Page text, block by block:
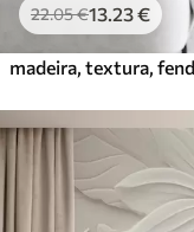
22.05€13 .23€